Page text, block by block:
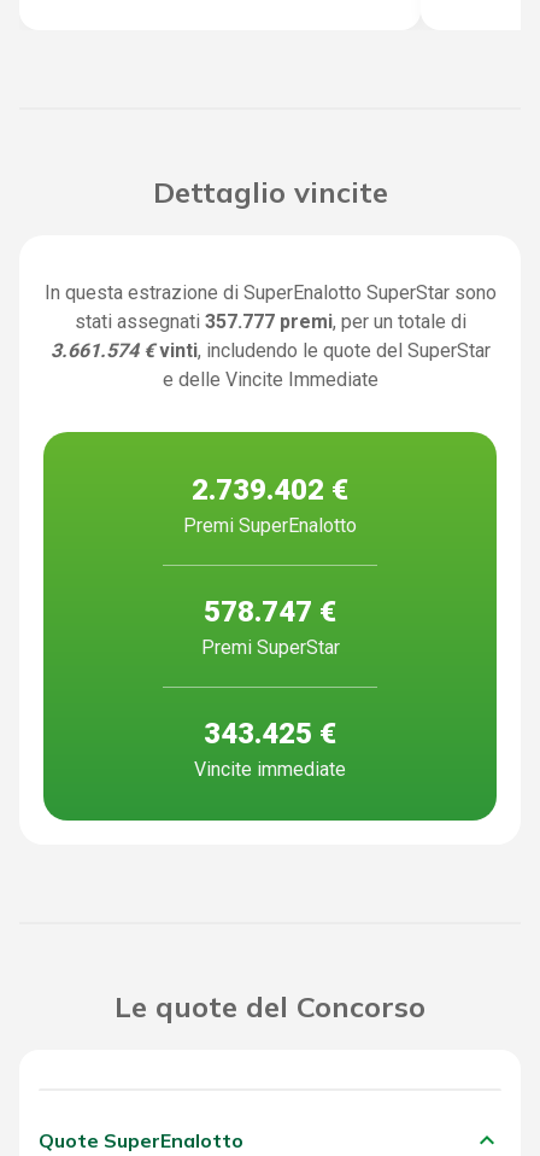
Dettaglio vincite
In questa estrazione di SuperEnalotto SuperStar sono
stati assegnati 357.777 premi, per un totale di
3.661.574 € vinti, includendo le quote del SuperStar
e delle Vincite Immediate
2.739.402 €
Premi SuperEnalotto
578.747 €
Premi SuperStar
343.425 €
Vincite immediate
Le quote del Concorso
Quote SuperEnalotto keyboard_arrow_down